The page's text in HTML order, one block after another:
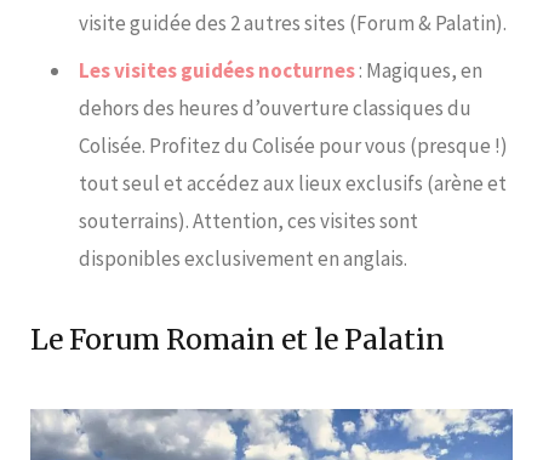
visite guidée des 2 autres sites (Forum & Palatin).
Les visites guidées nocturnes: Magiques, en
dehors des heures d’ouverture classiques du
Colisée. Profitez du Colisée pour vous (presque !)
tout seul et accédez aux lieux exclusifs (arène et
souterrains). Attention, ces visites sont
disponibles exclusivement en anglais.
Le Forum Romain et le Palatin